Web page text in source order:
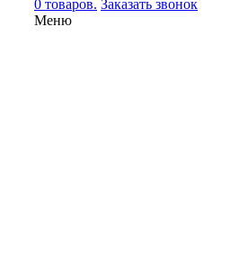
0 товаров. Заказать звонок
Меню